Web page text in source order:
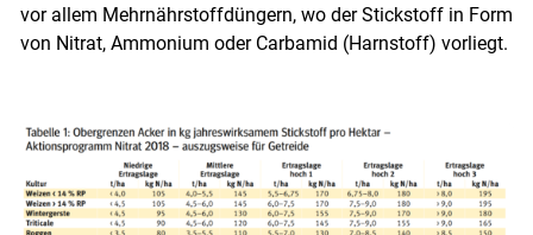
vor allem Mehrnährstoffdüngern, wo der Stickstoff in Form
von Nitrat, Ammonium oder Carbamid (Harnstoff) vorliegt.